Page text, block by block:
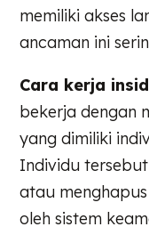
memiliki akses
ancaman ini
Cara kerja
bekerja dengan
yang dimiliki
Individu
atau
oleh sistem